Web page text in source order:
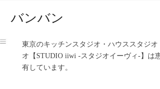
バンバン
東京のキッチンスタジオ・ハウススタジ
オ【STUDIO iiwi -スタジオイーヴィ-】は
有しています。